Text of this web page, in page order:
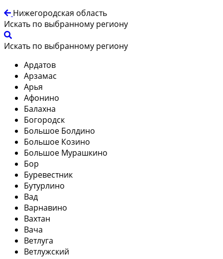
Нижегородская область
Искать по выбранному региону
Искать по выбранному региону
Ардатов
Арзамас
Арья
Афонино
Балахна
Богородск
Большое Болдино
Большое Козино
Большое Мурашкино
Бор
Буревестник
Бутурлино
Вад
Варнавино
Вахтан
Вача
Ветлуга
Ветлужский